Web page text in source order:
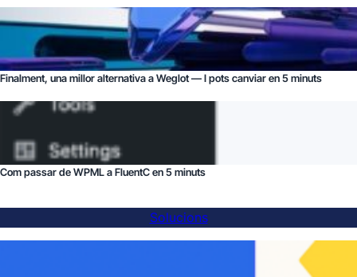
Finalment, una millor alternativa a Weglot — I pots canviar en 5 minuts
Com passar de WPML a FluentC en 5 minuts
Solucions